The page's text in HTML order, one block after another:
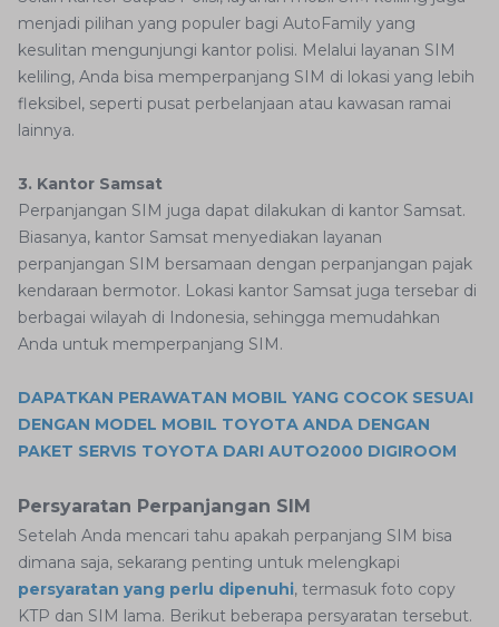
menjadi pilihan yang populer bagi AutoFamily yang
kesulitan mengunjungi kantor polisi. Melalui layanan SIM
keliling, Anda bisa memperpanjang SIM di lokasi yang lebih
fleksibel, seperti pusat perbelanjaan atau kawasan ramai
lainnya.
3. Kantor Samsat
Perpanjangan SIM juga dapat dilakukan di kantor Samsat.
Biasanya, kantor Samsat menyediakan layanan
perpanjangan SIM bersamaan dengan perpanjangan pajak
kendaraan bermotor. Lokasi kantor Samsat juga tersebar di
berbagai wilayah di Indonesia, sehingga memudahkan
Anda untuk memperpanjang SIM.
DAPATKAN PERAWATAN MOBIL YANG COCOK SESUAI
DENGAN MODEL MOBIL TOYOTA ANDA DENGAN
PAKET SERVIS TOYOTA DARI AUTO2000 DIGIROOM
Persyaratan Perpanjangan SIM
Setelah Anda mencari tahu apakah perpanjang SIM bisa
dimana saja, sekarang penting untuk melengkapi
persyaratan yang perlu dipenuhi, termasuk foto copy
KTP dan SIM lama. Berikut beberapa persyaratan tersebut.